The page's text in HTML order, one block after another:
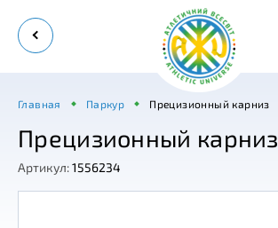
Главная Паркур Прецизионный карниз
Артикул:1556234
Прецизионный карниз